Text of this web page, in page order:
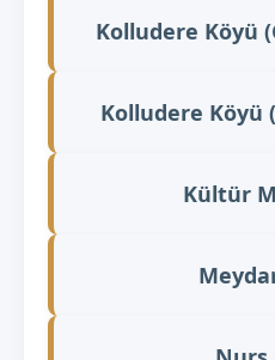
Kolludere Köyü
Kolludere Köyü
Kültür